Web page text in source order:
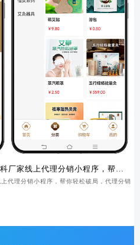
厂家线上代理分销小程序，帮你
代理分销小程序，帮你轻松破局，代理分销